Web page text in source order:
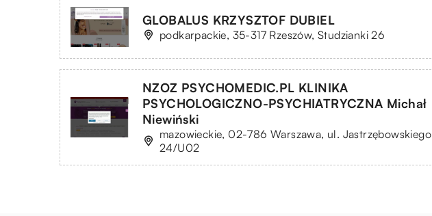
GLOBALUS KRZYSZTOF DUBIEL
podkarpackie, 35-317 Rzeszów, Studzianki 26
NZOZ PSYCHOMEDIC.PL KLINIKA
PSYCHOLOGICZNO-PSYCHIATRYCZNA Michał
Niewiński
mazowieckie, 02-786 Warszawa, ul. Jastrzębowskiego
24/U02